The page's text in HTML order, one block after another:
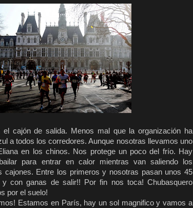
cajón de salida. Menos mal que la organización ha
a todos los corredores. Aunque nosotras llevamos uno
en los chinos. Nos protege un poco del frío. Hay
para entrar en calor mientras van saliendo los
cajones. Entre los primeros y nosotras pasan unos 45
y con ganas de salir!! Por fin nos toca! Chubasquero
por el suelo!
Estamos en París, hay un sol magnifico y vamos a